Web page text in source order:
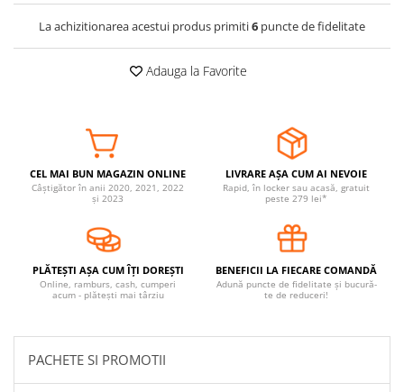
Jucarii bebelusi
Covorase ortopedice senzoriale
Stikere decorative si covoare
Stickere decorative
Covorase de joaca
Ingrijire adulti
Propuneri Cadou
Produse Sub 50 Lei
La achizitionarea acestui produs primiti6 puncte de fidelitate
Adauga la Favorite
CEL MAI BUN MAGAZIN ONLINE
Câștigător în anii 2020, 2021, 2022
și 2023
LIVRARE AȘA CUM AI NEVOIE
Rapid, în locker sau acasă, gratuit
peste 279 lei*
PLĂTEȘTI AȘA CUM ÎȚI DOREȘTI
Online, ramburs, cash, cumperi
acum - plătești mai târziu
BENEFICII LA FIECARE COMANDĂ
Adună puncte de fidelitate și bucură-
te de reduceri!
PACHETE SI PROMOTII